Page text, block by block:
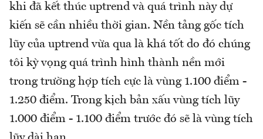
khi đã kết thúc uptrend và quá trình này dự
kiến sẽ cần nhiều thời gian. Nền tảng gốc tích
lũy của uptrend vừa qua là khá tốt do đó chúng
tôi kỳ vọng quá trình hình thành nền mới
trong trường hợp tích cực là vùng 1.100 điểm -
1.250 điểm. Trong kịch bản xấu vùng tích lũy
1.000 điểm - 1.100 điểm trước đó sẽ là vùng tích